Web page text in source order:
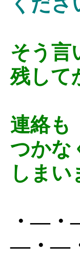
そう言
残して
連絡も
つかな
しまい
・―
―・―